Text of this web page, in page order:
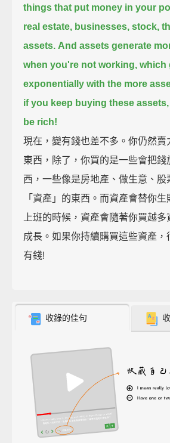
things that put money in your
real estate, businesses, stock,
assets. And assets generate
when you're not working, which
exponentially with the more
if you keep buying these assets,
be rich!
現在，變有錢也差不多。你仍然賣
東西，除了，你買的是一些會把錢
西，一些像是房地產、做生意、股
「資產」的東西。而資產會替你
上班的時候，資產會隨著你買越
成長。如果你持續購買這些資產，
有錢!
收錄的佳句